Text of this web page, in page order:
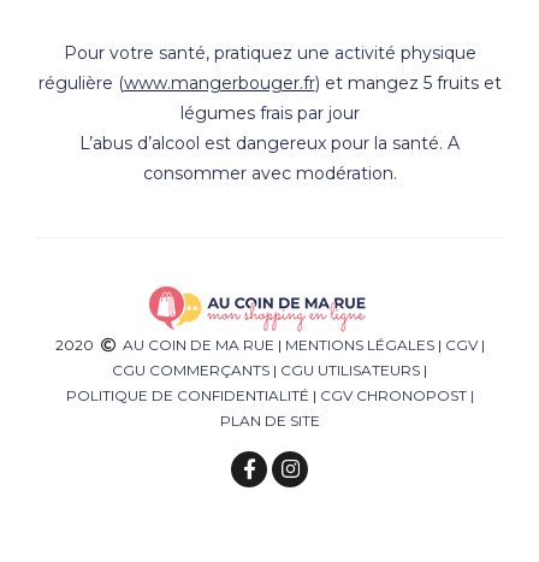
Pour votre santé, pratiquez une activité physique
régulière (www.mangerbouger.fr) et mangez 5 fruits et
légumes frais par jour
L’abus d’alcool est dangereux pour la santé. A
consommer avec modération.
2020 AU COIN DE MA RUE | MENTIONS LÉGALES| CGV|
CGU COMMERÇANTS | CGU UTILISATEURS |
POLITIQUE DE CONFIDENTIALITÉ | CGV CHRONOPOST |
PLAN DE SITE